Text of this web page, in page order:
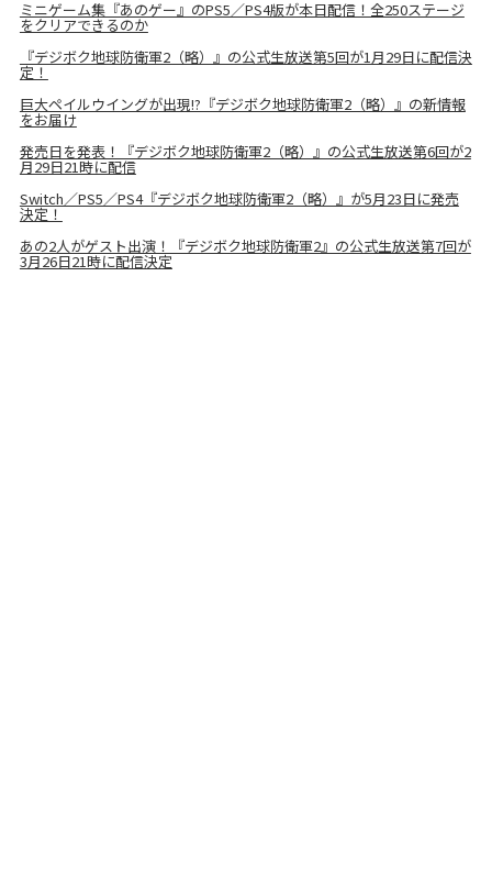
ミニゲーム集『あのゲー』のPS5／PS4版が本日配信！全250ステージ
をクリアできるのか
『デジボク地球防衛軍2（略）』の公式生放送第5回が1月29日に配信決
定！
巨大ペイルウイングが出現!?『デジボク地球防衛軍2（略）』の新情報
をお届け
発売日を発表！『デジボク地球防衛軍2（略）』の公式生放送第6回が2
月29日21時に配信
Switch／PS5／PS4『デジボク地球防衛軍2（略）』が5月23日に発売
決定！
あの2人がゲスト出演！『デジボク地球防衛軍2』の公式生放送第7回が
3月26日21時に配信決定